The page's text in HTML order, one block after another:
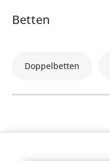
Betten
Doppelbetten